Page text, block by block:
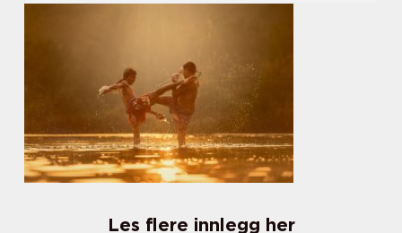
Les flere innlegg her